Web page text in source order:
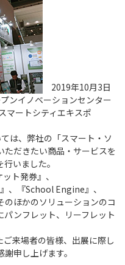
2019年10月3日
ンイノベーションセンター
マートシティエキスポ
は、弊社の「スマート・ソ
ただきたい商品・サービスを
いました。
ト発券』、
、『School Engine』、
のほかのソリューションのコ
ンフレット、リーフレット
来場者の皆様、出展に際し
申し上げます。